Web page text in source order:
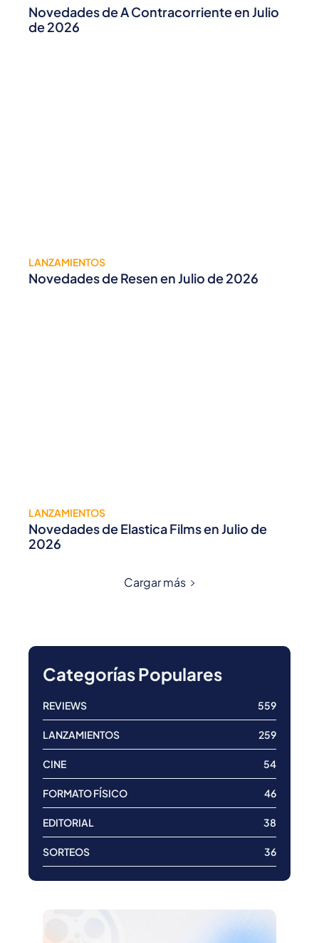
Novedades de A Contracorriente en Julio
de 2026
LANZAMIENTOS
Novedades de Resen en Julio de 2026
LANZAMIENTOS
Novedades de Elastica Films en Julio de
2026
Cargar más
Categorías Populares
REVIEWS 559
LANZAMIENTOS 259
CINE 54
FORMATO FÍSICO 46
EDITORIAL 38
SORTEOS 36